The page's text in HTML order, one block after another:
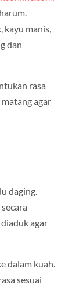
kayu manis,
dan
rasa
agar
daging.
agar
dalam kuah.
sesuai